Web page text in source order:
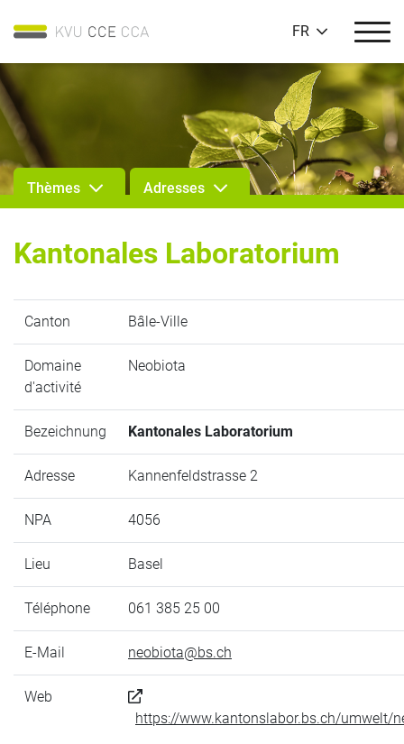
FR
Thèmes Adresses
Kantonales Laboratorium
Canton Bâle-Ville
Domaine
d'activité
Neobiota
Bezeichnung Kantonales Laboratorium
Adresse Kannenfeldstrasse 2
NPA 4056
Lieu Basel
Téléphone 061 385 25 00
E-Mail neobiota@bs.ch
Web
https://www.kantonslabor.bs.ch/umwelt/